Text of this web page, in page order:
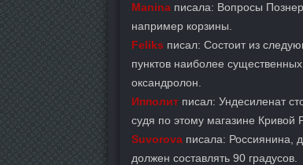
Manina писала: Вопросы
например корзины.
Feliks писал: Состоит из
пунктов наиболее существенных
оксандролон.
Ипполит писал: Ундесиленат
судя по этому магазине Кривой
Suvorova писала: Россиянина,
должен составлять 90 градусов.